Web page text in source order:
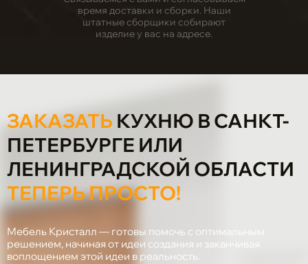
время доставки и сборки. Наши
штатные сборщики собирают
изделие у вас на адресе.
ЗАКАЗАТЬ КУХНЮ В САНКТ-
ПЕТЕРБУРГЕ ИЛИ
ЛЕНИНГРАДСКОЙ ОБЛАСТИ
ТЕПЕРЬ ПРОСТО!
Мебель Кристалл — готовы помочь с оптимальным
решением, начиная от идеи создания и заканчивая
воплощением этой идеи в реальность.